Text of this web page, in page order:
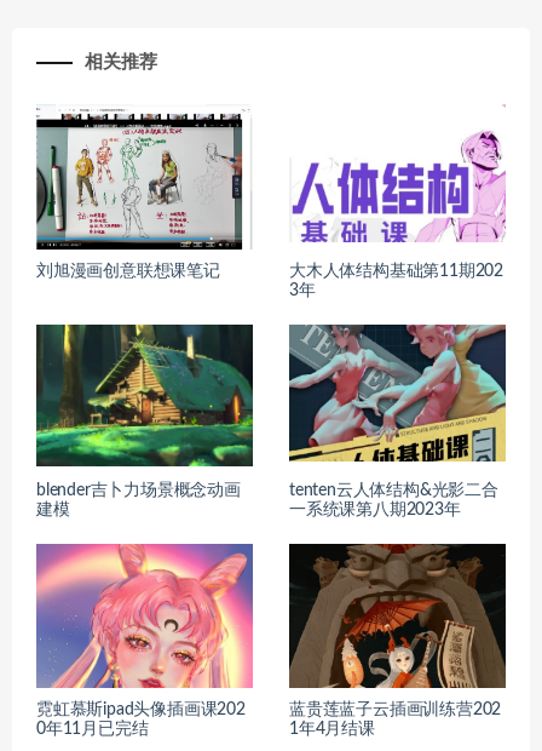
相关推荐
刘旭漫画创意联想课笔记
大木人体结构基础第11期202
3年
blender吉卜力场景概念动画
建模
tenten云人体结构&光影二合
一系统课第八期2023年
霓虹慕斯ipad头像插画课202
0年11月已完结
蓝贵莲蓝子云插画训练营202
1年4月结课